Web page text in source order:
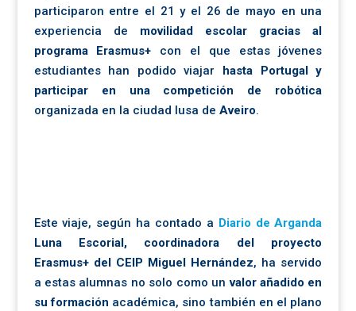
participaron entre el 21 y el 26 de mayo en una
experiencia de movilidad escolar gracias al
programa Erasmus+ con el que estas jóvenes
estudiantes han podido viajar hasta Portugal y
participar en una competición de robótica
organizada en la ciudad lusa de Aveiro.
Este viaje, según ha contado a Diario de Arganda
Luna Escorial, coordinadora del proyecto
Erasmus+ del CEIP Miguel Hernández, ha servido
a estas alumnas no solo como unvalor añadido en
su formación académica, sino también en el plano